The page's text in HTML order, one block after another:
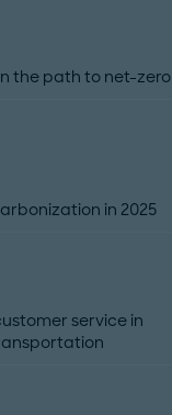
the path to net-zero
in 2025
service in